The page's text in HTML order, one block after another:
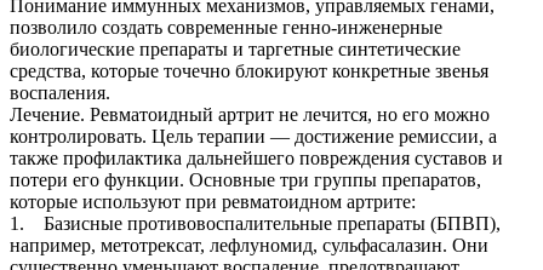
Понимание иммунных механизмов, управляемых генами,
позволило создать современные генно-инженерные
биологические препараты и таргетные синтетические
средства, которые точечно блокируют конкретные звенья
воспаления.
Лечение. Ревматоидный артрит не лечится, но его можно
контролировать. Цель терапии — достижение ремиссии, а
также профилактика дальнейшего повреждения суставов и
потери его функции. Основные три группы препаратов,
которые используют при ревматоидном артрите:
1. Базисные противовоспалительные препараты (БПВП),
например, метотрексат, лефлуномид, сульфасалазин. Они